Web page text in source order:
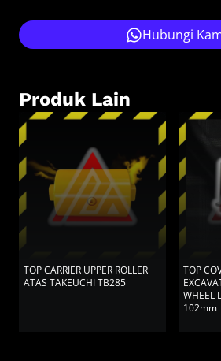
Hubungi
Produk Lain
TOP CARRIER UPPER ROLLER
ATAS TAKEUCHI TB285
TOP
WHEEL
102mm